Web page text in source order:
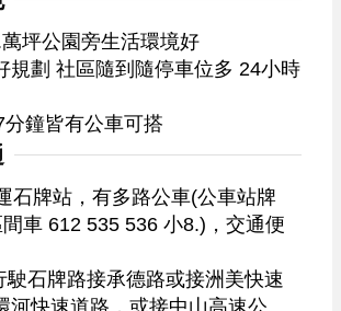
規劃 社區隨到隨停車位多 24小時
鐘皆有公車可搭
車 612 535 536 小8.)，交通便
駛石牌路接承德路或接洲美快速